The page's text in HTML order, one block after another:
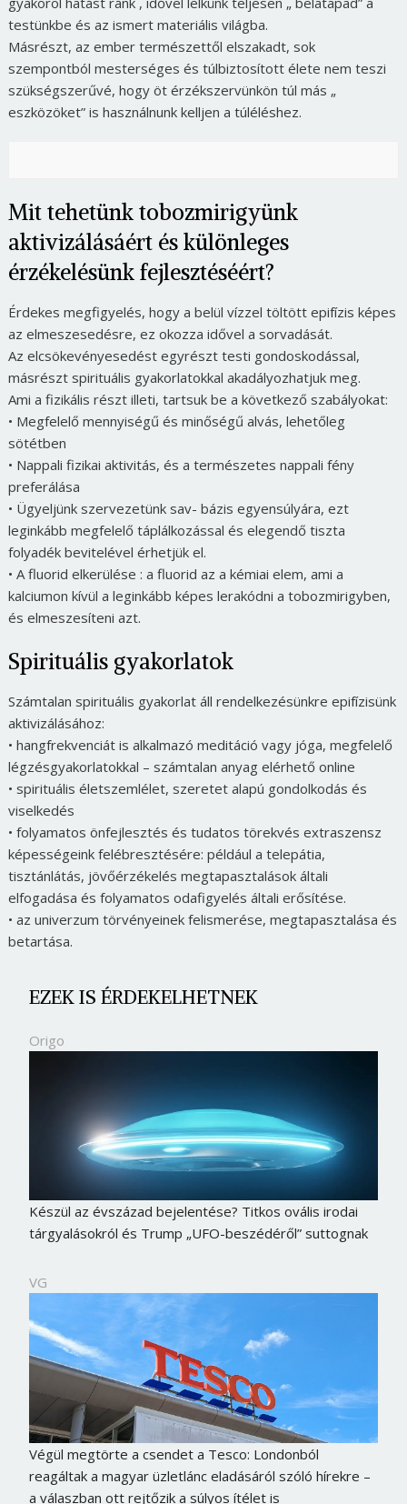
testünkbe és az ismert materiális világba.
Másrészt, az ember természettől elszakadt, sok
szempontból mesterséges és túlbiztosított élete nem teszi
szükségszerűvé, hogy öt érzékszervünkön túl más „
eszközöket” is használnunk kelljen a túléléshez.
Mit tehetünk tobozmirigyünk
aktivizálásáért és különleges
érzékelésünk fejlesztéséért?
Érdekes megfigyelés, hogy a belül vízzel töltött epifízis képes
az elmeszesedésre, ez okozza idővel a sorvadását.
Az elcsökevényesedést egyrészt testi gondoskodással,
másrészt spirituális gyakorlatokkal akadályozhatjuk meg.
Ami a fizikális részt illeti, tartsuk be a következő szabályokat:
• Megfelelő mennyiségű és minőségű alvás, lehetőleg
sötétben
• Nappali fizikai aktivitás, és a természetes nappali fény
preferálása
• Ügyeljünk szervezetünk sav- bázis egyensúlyára, ezt
leginkább megfelelő táplálkozással és elegendő tiszta
folyadék bevitelével érhetjük el.
• A fluorid elkerülése : a fluorid az a kémiai elem, ami a
kalciumon kívül a leginkább képes lerakódni a tobozmirigyben,
és elmeszesíteni azt.
Spirituális gyakorlatok
Számtalan spirituális gyakorlat áll rendelkezésünkre epifízisünk
aktivizálásához:
• hangfrekvenciát is alkalmazó meditáció vagy jóga, megfelelő
légzésgyakorlatokkal – számtalan anyag elérhető online
• spirituális életszemlélet, szeretet alapú gondolkodás és
viselkedés
• folyamatos önfejlesztés és tudatos törekvés extraszensz
képességeink felébresztésére: például a telepátia,
tisztánlátás, jövőérzékelés megtapasztalások általi
elfogadása és folyamatos odafigyelés általi erősítése.
• az univerzum törvényeinek felismerése, megtapasztalása és
betartása.
EZEK IS ÉRDEKELHETNEK
Origo
Készül az évszázad bejelentése? Titkos ovális irodai
tárgyalásokról és Trump „UFO-beszédéről” suttognak
VG
Végül megtörte a csendet a Tesco: Londonból
reagáltak a magyar üzletlánc eladásáról szóló hírekre –
a válaszban ott rejtőzik a súlyos ítélet is